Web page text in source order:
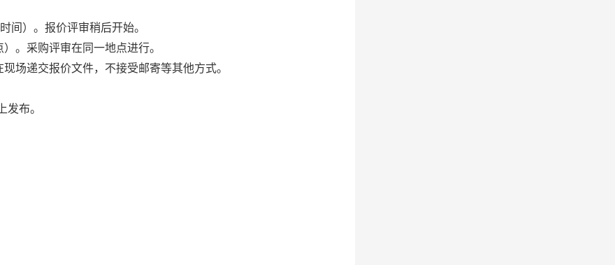
间）。 报价评审稍后开始。
。 采购评审在同一地点进行。
现场递交报价文件，不接受邮寄等其他方式。
上发布。